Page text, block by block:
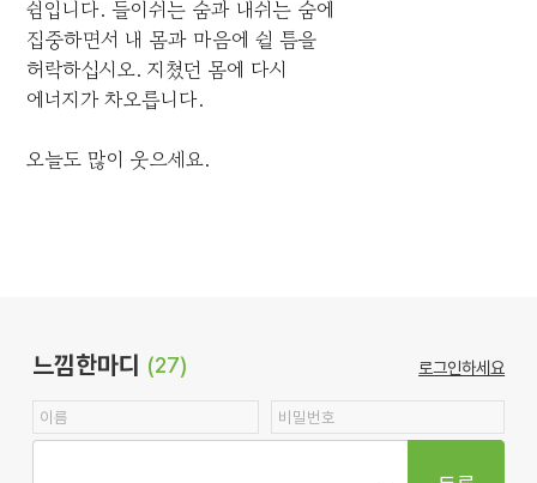
쉼입니다. 들이쉬는 숨과 내쉬는 숨에
집중하면서 내 몸과 마음에 쉴 틈을
허락하십시오. 지쳤던 몸에 다시
에너지가 차오릅니다.
오늘도 많이 웃으세요.
느낌한마디 (27) 로그인하세요